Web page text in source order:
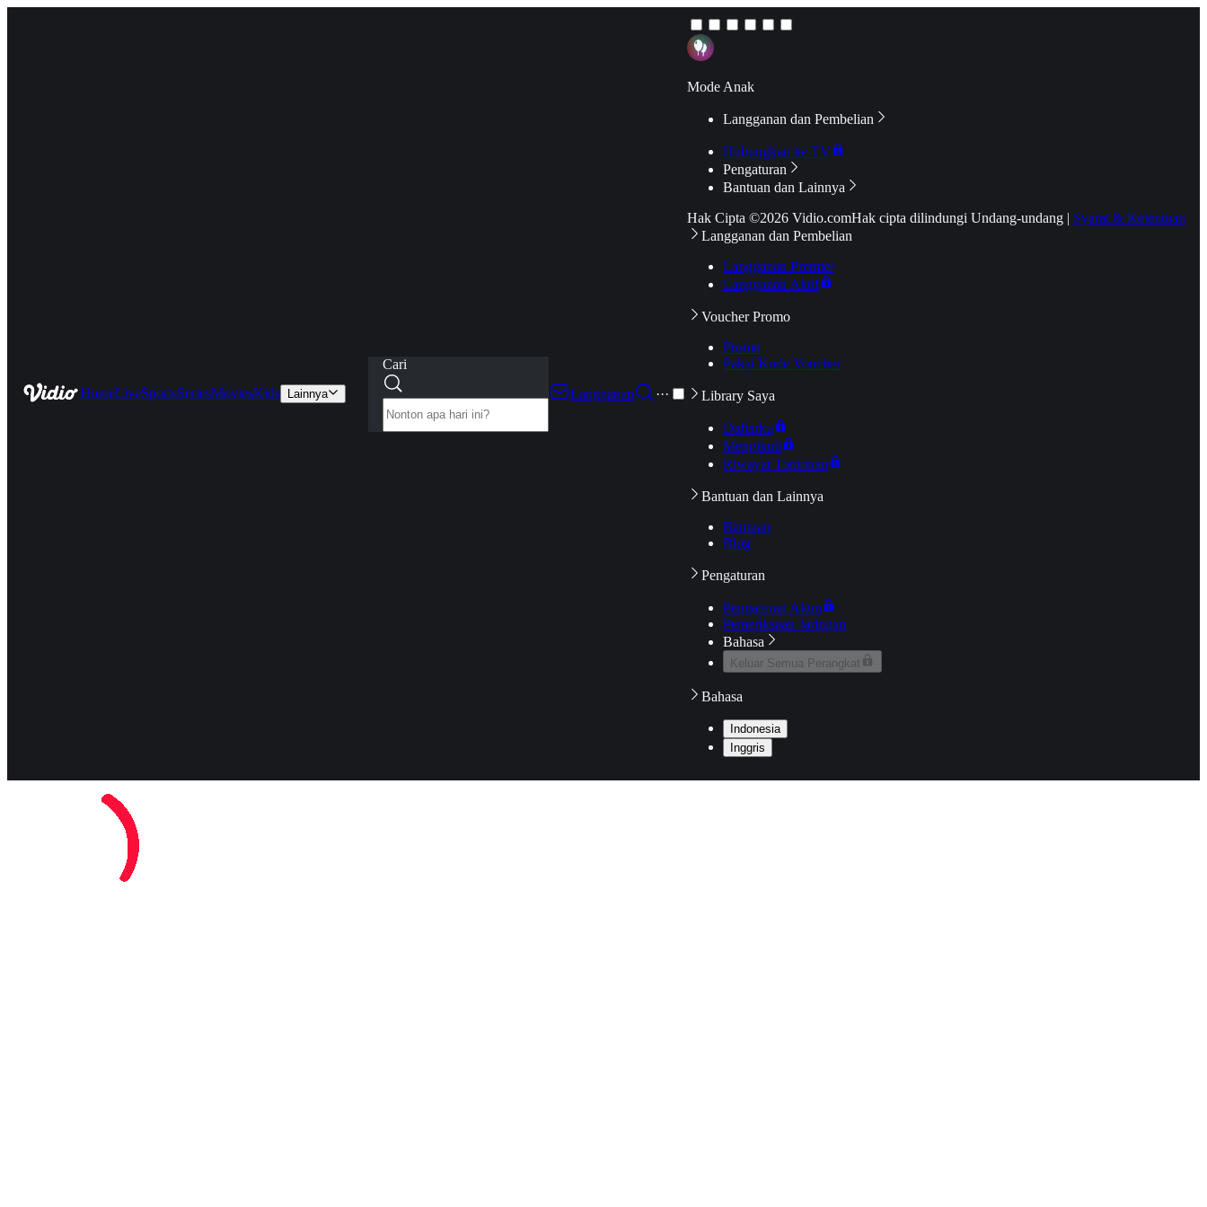
HomeLiveSportsSeriesMoviesKids Lainnya
Cari
Langganan
···
Mode Anak
Langganan dan Pembelian
Hubungkan ke TV
Pengaturan
Bantuan dan Lainnya
Hak Cipta ©2026 Vidio.comHak cipta dilindungi Undang-undang | Syarat & Ketentuan
Langganan dan Pembelian
Langganan Premier
Langganan Aktif
Voucher Promo
Promo
Pakai Kode Voucher
Library Saya
Daftarku
Mengikuti
Riwayat Tontonan
Bantuan dan Lainnya
Bantuan
Blog
Pengaturan
Pengaturan Akun
Pemeriksaan Jaringan
Bahasa
Keluar Semua Perangkat
Bahasa
Indonesia
Inggris